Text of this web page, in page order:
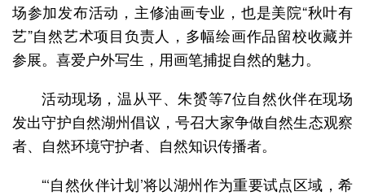
场参加发布活动，主修油画专业，也是美院“秋叶有
艺”自然艺术项目负责人，多幅绘画作品留校收藏并
参展。喜爱户外写生，用画笔捕捉自然的魅力。
活动现场，温从平、朱赟等7位自然伙伴在现场
发出守护自然湖州倡议，号召大家争做自然生态观察
者、自然环境守护者、自然知识传播者。
“‘自然伙伴计划’将以湖州作为重要试点区域，希